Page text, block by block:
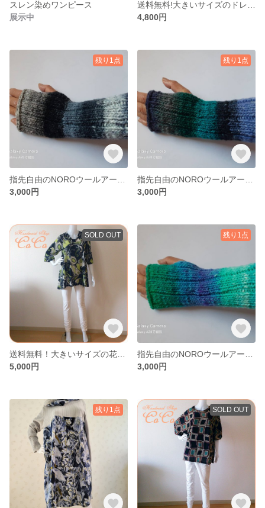
スレン染めワンピース
展示中
4,800円
残り1点
3,000円
残り1点
3,000円
SOLD OUT
5,000円
残り1点
3,000円
残り1点 SOLD OUT